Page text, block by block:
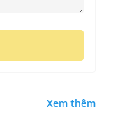
Xem thêm